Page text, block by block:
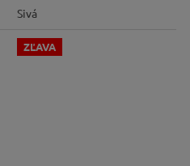
Sivá
ZĽAVA